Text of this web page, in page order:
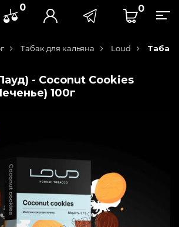
0 0
Табак для кальяна Loud Табак
- Coconut Cookies
100г